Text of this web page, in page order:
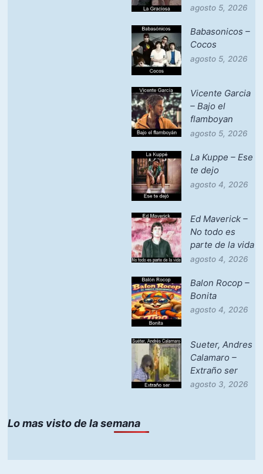
agosto 5, 2026
Babasonicos –
Cocos
agosto 5, 2026
Vicente Garcia
– Bajo el
flamboyan
agosto 5, 2026
La Kuppe – Ese
te dejo
agosto 4, 2026
Ed Maverick –
No todo es
parte de la vida
agosto 4, 2026
Balon Rocop –
Bonita
agosto 4, 2026
Sueter, Andres
Calamaro –
Extraño ser
agosto 3, 2026
Lo mas visto de la semana